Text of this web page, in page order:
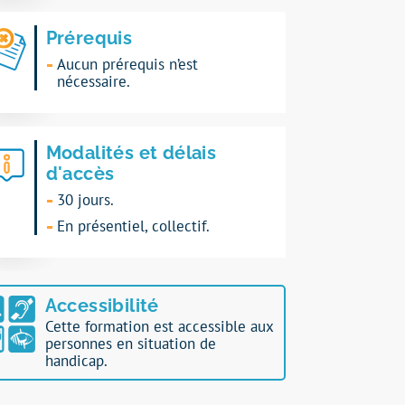
Prérequis
Aucun prérequis n’est
nécessaire.
Modalités et délais
d'accès
30 jours.
En présentiel, collectif.
Accessibilité
Cette formation est accessible aux
personnes en situation de
handicap.